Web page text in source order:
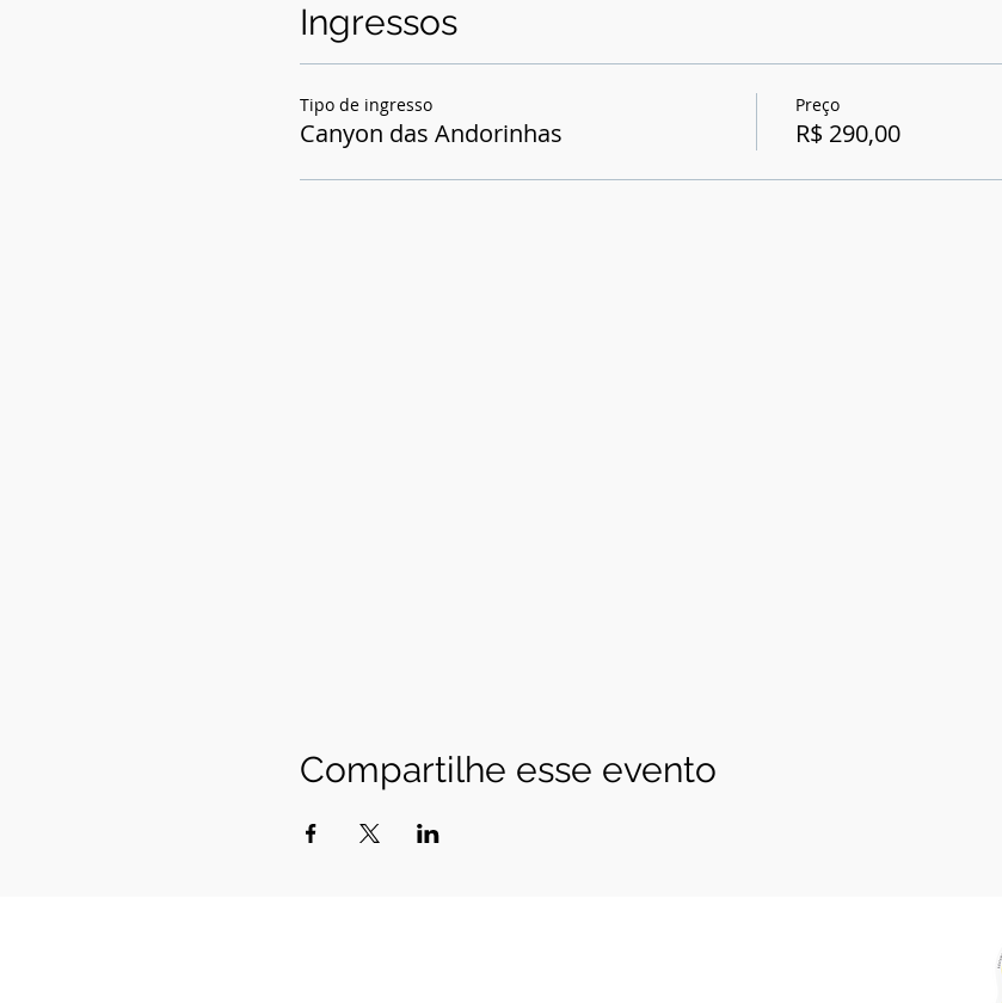
Ingressos
Tipo de ingresso
Canyon das Andorinhas
Preço
R$ 290,00
Compartilhe esse evento